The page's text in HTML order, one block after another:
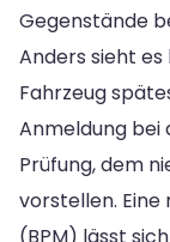
Gegenstände
Anders sieht es
Fahrzeug
Anmeldung bei
Prüfung, dem
vorstellen. Eine
(BPM) lässt